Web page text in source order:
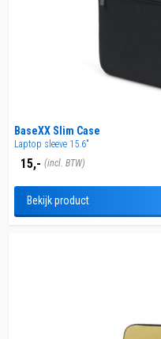
BaseXX Slim Case
Laptop sleeve 15.6"
15,- (incl. BTW)
Bekijk product